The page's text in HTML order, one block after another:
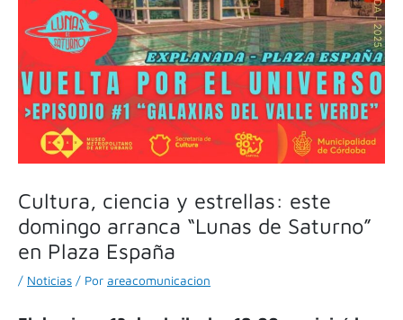
Cultura, ciencia y estrellas: este
domingo arranca “Lunas de Saturno”
en Plaza España
/ Noticias / Por areacomunicacion